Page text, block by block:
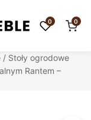
0 0
/ Stoły ogrodowe
Rantem –